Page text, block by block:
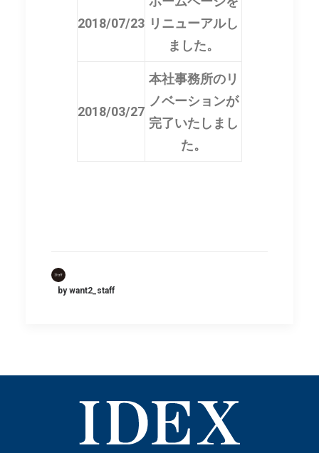
2018/07/23 リニューアルし
ました。
2018/03/27
本社事務所のリ
ノベーションが
完了いたしまし
た。
by want2_staff